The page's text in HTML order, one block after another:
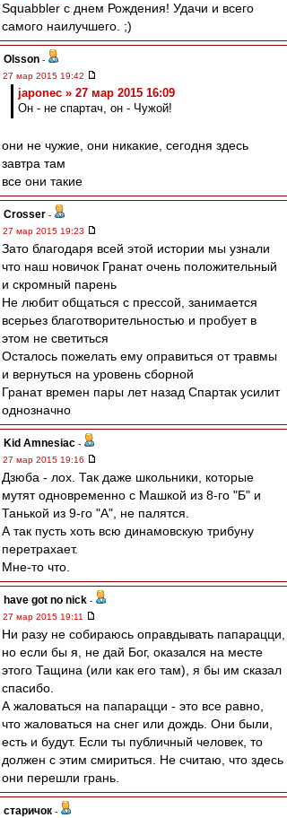
Squabbler с днем Рождения! Удачи и всего
самого наилучшего. ;)
Olsson -
27 мар 2015 19:42
japonec » 27 мар 2015 16:09
Он - не спартач, он - Чужой!
они не чужие, они никакие, сегодня здесь
завтра там
все они такие
Crosser -
27 мар 2015 19:23
Зато благодаря всей этой истории мы узнали
что наш новичок Гранат очень положительный
и скромный парень
Не любит общаться с прессой, занимается
всерьез благотворительностью и пробует в
этом не светиться
Осталось пожелать ему оправиться от травмы
и вернуться на уровень сборной
Гранат времен пары лет назад Спартак усилит
однозначно
Kid Amnesiac -
27 мар 2015 19:16
Дзюба - лох. Так даже школьники, которые
мутят одновременно с Машкой из 8-го "Б" и
Танькой из 9-го "А", не палятся.
А так пусть хоть всю динамовскую трибуну
перетрахает.
Мне-то что.
have got no nick -
27 мар 2015 19:11
Ни разу не собираюсь оправдывать папарацци,
но если бы я, не дай Бог, оказался на месте
этого Тащина (или как его там), я бы им сказал
спасибо.
А жаловаться на папарацци - это все равно,
что жаловаться на снег или дождь. Они были,
есть и будут. Если ты публичный человек, то
должен с этим смириться. Не считаю, что здесь
они перешли грань.
старичок -